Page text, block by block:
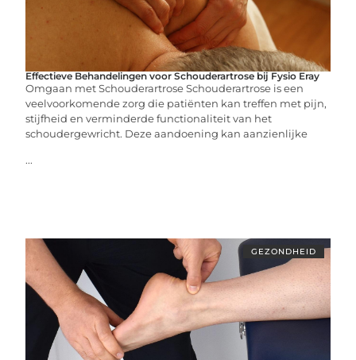
Effectieve Behandelingen voor Schouderartrose bij Fysio Eray
Omgaan met Schouderartrose Schouderartrose is een
veelvoorkomende zorg die patiënten kan treffen met pijn,
stijfheid en verminderde functionaliteit van het
schoudergewricht. Deze aandoening kan aanzienlijke
...
GEZONDHEID